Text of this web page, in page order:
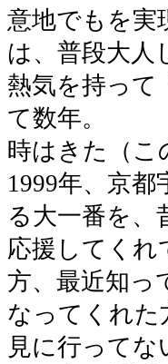
意地でもを実
は、普段大人
熱気を持って
て数年。
時はきた（こ
1999年、京
る大一番を、
応援してくれ
方、最近知っ
なってくれた
見に行ってな